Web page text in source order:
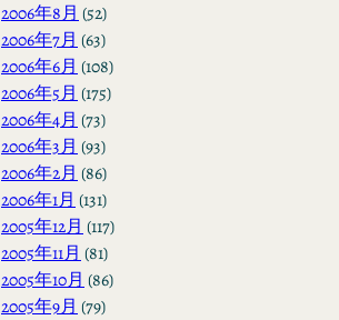
2006年8月 (52)
2006年7月 (63)
2006年6月 (108)
2006年5月 (175)
2006年4月 (73)
2006年3月 (93)
2006年2月 (86)
2006年1月 (131)
2005年12月 (117)
2005年11月 (81)
2005年10月 (86)
2005年9月 (79)